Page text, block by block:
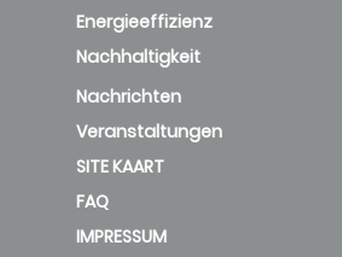
Energieeffizienz
Nachhaltigkeit
Nachrichten
Veranstaltungen
SITE KAART
FAQ
IMPRESSUM